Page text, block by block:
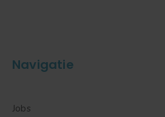
Navigatie
Jobs